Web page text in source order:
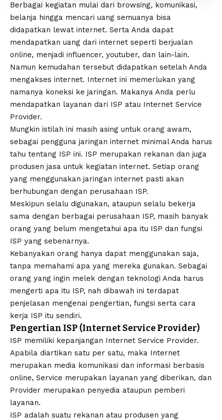
Berbagai kegiatan mulai dari browsing, komunikasi,
belanja hingga mencari uang semuanya bisa
didapatkan lewat internet. Serta Anda dapat
mendapatkan uang dari internet seperti berjualan
online, menjadi influencer, youtuber, dan lain-lain.
Namun kemudahan tersebut didapatkan setelah Anda
mengakses internet. Internet ini memerlukan yang
namanya koneksi ke jaringan. Makanya Anda perlu
mendapatkan layanan dari ISP atau Internet Service
Provider.
Mungkin istilah ini masih asing untuk orang awam,
sebagai pengguna jaringan internet minimal Anda harus
tahu tentang ISP ini. ISP merupakan rekanan dan juga
produsen jasa untuk kegiatan internet. Setiap orang
yang menggunakan jaringan internet pasti akan
berhubungan dengan perusahaan ISP.
Meskipun selalu digunakan, ataupun selalu bekerja
sama dengan berbagai perusahaan ISP, masih banyak
orang yang belum mengetahui apa itu ISP dan fungsi
ISP yang sebenarnya.
Kebanyakan orang hanya dapat menggunakan saja,
tanpa memahami apa yang mereka gunakan. Sebagai
orang yang ingin melek dengan teknologi Anda harus
mengerti apa itu ISP, nah dibawah ini terdapat
penjelasan mengenai pengertian, fungsi serta cara
kerja ISP itu sendiri.
Pengertian ISP (Internet Service Provider)
ISP memiliki kepanjangan Internet Service Provider.
Apabila diartikan satu per satu, maka Internet
merupakan media komunikasi dan informasi berbasis
online, Service merupakan layanan yang diberikan, dan
Provider merupakan penyedia ataupun pemberi
layanan.
ISP adalah suatu rekanan atau produsen yang